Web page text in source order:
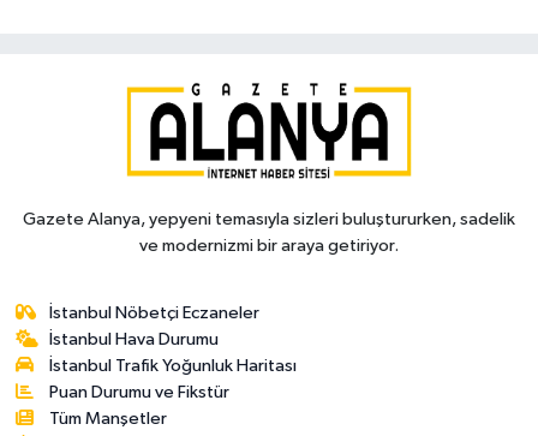
Gazete Alanya, yepyeni temasıyla sizleri buluştururken, sadelik
ve modernizmi bir araya getiriyor.
İstanbul Nöbetçi Eczaneler
İstanbul Hava Durumu
İstanbul Trafik Yoğunluk Haritası
Puan Durumu ve Fikstür
Tüm Manşetler